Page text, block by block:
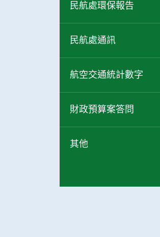
民航處環保報告
民航處通訊
航空交通統計數字
財政預算案答問
其他